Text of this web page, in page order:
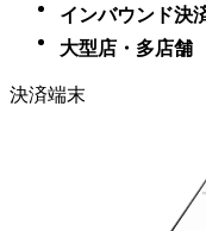
インバウンド決
大型店・​多店舗
決済端末